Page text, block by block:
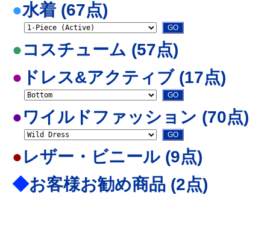
●水着 (67点)
●コスチューム (57点)
● ドレス&アクティブ (17点)
●ワイルドファッション (70点)
●レザー・ビニール (9点)
◆お客様お勧め商品 (2点)